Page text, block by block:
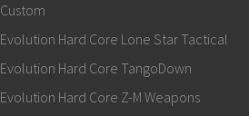
Custom
Evolution Hard Core Lone Star Tactical
Evolution Hard Core TangoDown
Evolution Hard Core Z-M Weapons